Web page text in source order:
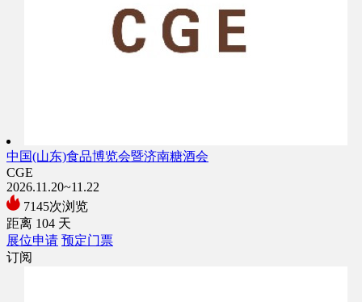
中国(山东)食品博览会暨济南糖酒会
CGE
2026.11.20~11.22
7145次浏览
距离 104 天
展位申请 预定门票
订阅